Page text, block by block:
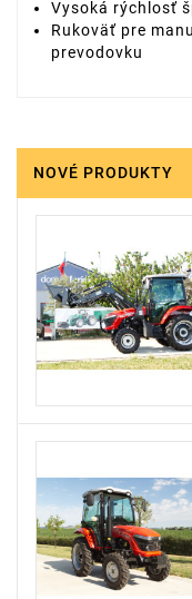
Vysoká rýchlosť
Rukoväť pre
prevodovku
NOVÉ PRODUKTY